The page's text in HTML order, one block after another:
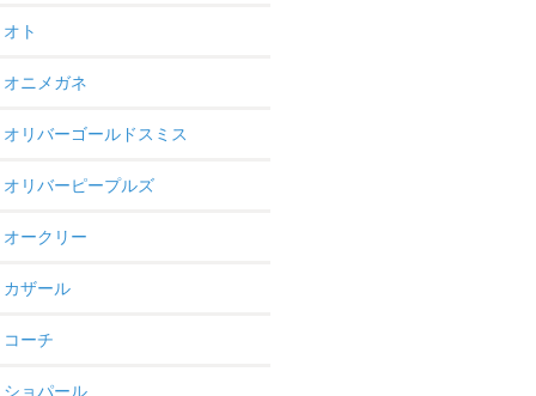
オト
オニメガネ
オリバーゴールドスミス
オリバーピープルズ
オークリー
カザール
コーチ
ショパール